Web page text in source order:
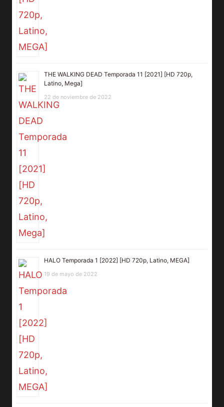
THE WALKING DEAD Temporada 11 [2021] [HD 720p,
Latino, Mega]
22 de noviembre de 2022
HALO Temporada 1 [2022] [HD 720p, Latino, MEGA]
19 de mayo de 2022